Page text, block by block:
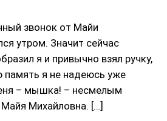
звонок от Майи
утром. Значит сейчас
я и привычно взял ручку,
память я не надеюсь уже
– мышка! – несмелым
Михайловна. […]